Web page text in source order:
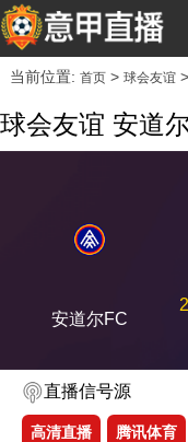
当前位置: 首页> 球会友谊>
球会友谊 安道
安道尔FC
直播信号源
高清直播 腾讯体育